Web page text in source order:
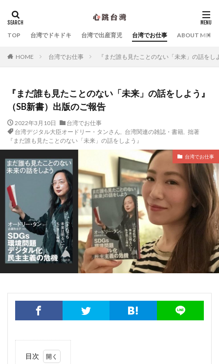
TOP 台湾でドキドキ 台湾で出産育児 台湾でお仕事 ABOUT ME
HOME 台湾でお仕事 『まだ誰も見たことのない「未来」の話を
『まだ誰も見たことのない「未来」の話をしよう』
（SB新書）出版のご報告
2022年3月10日
台湾でお仕事
台湾デジタル大臣オードリー・タンさん
台湾関連の雑誌・書籍, 拙著
『まだ誰も見たことのない「未来」の話をしよう』
台湾でお仕事
目次
カテゴリー
マッサージ
中国語
台北子ども遊び場
台北産婦人科
台湾Webマーケティング
台湾でおすすめのホテル
台湾デジタル大臣オードリー・タンさん
台湾関連の雑誌・書籍
夜市
子連れ台湾旅行
幼稚園
拙著『オードリー・タン 母の手記「成長戦争」』
拙著『オードリータンの思考』
拙著『まだ誰も見たことのない「未来」の話をしよう』
明太子 × Yaeko 日台女性の交換日記
映画
書籍出版
産後ケア（坐月子）
産後ケアセンター（月子中心）
病院
私の大好きな台湾人 電鍋レシピ